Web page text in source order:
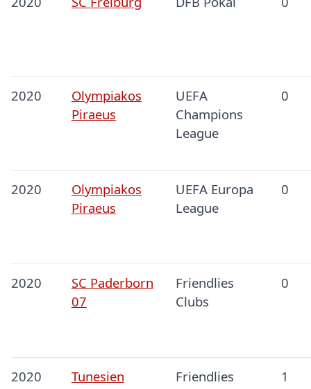
2020
Olympiakos
Piraeus
UEFA
Champions
League
0
2020
Olympiakos
Piraeus
UEFA Europa
League
0
2020
SC Paderborn
07
Friendlies
Clubs
0
2020 Tunesien Friendlies 1